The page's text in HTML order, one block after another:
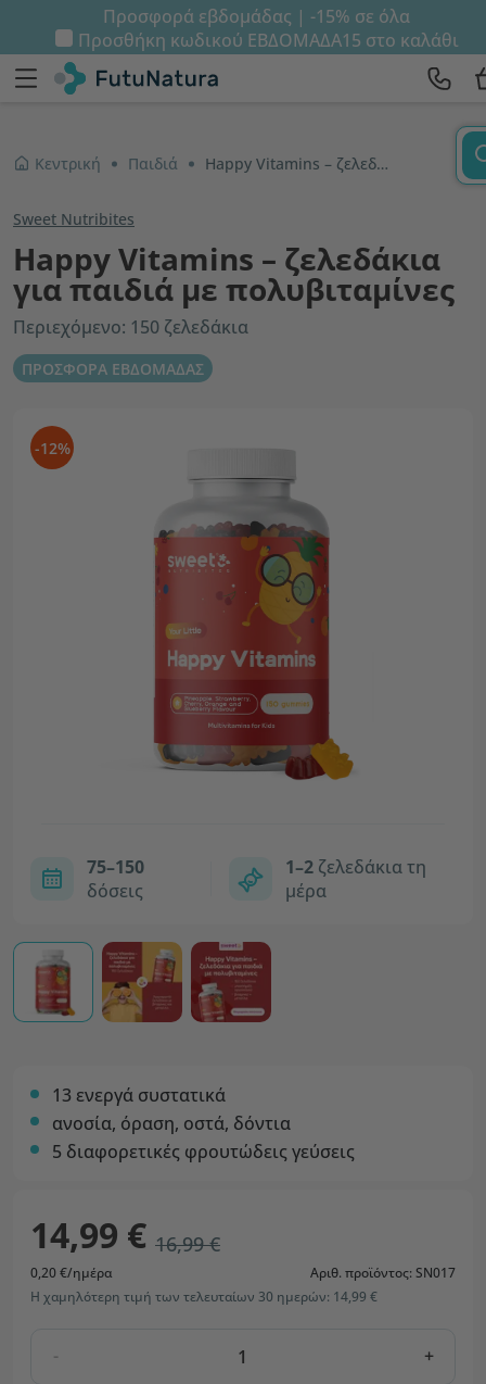
Προσφορά εβδομάδας | -15% σε όλα
Προσθήκη κωδικού ΕΒΔΟΜΑΔΑ15 στο καλάθι
Κεντρική Παιδιά Happy Vitamins – ζελεδάκια για παιδιά με πολυβιταμίνες
Sweet Nutribites
Happy Vitamins – ζελεδάκια
για παιδιά με πολυβιταμίνες
Περιεχόμενο: 150 ζελεδάκια
ΠΡΟΣΦΟΡΑ ΕΒΔΟΜΑΔΑΣ
-12%
75–150
δόσεις
1–2 ζελεδάκια τη
μέρα
13 ενεργά συστατικά
ανοσία, όραση, οστά, δόντια
5 διαφορετικές φρουτώδεις γεύσεις
14,99 € 16,99 €
0,20 €/ημέρα
Αριθ. προϊόντος: SN017
Η χαμηλότερη τιμή των τελευταίων 30 ημερών: 14,99 €
- +